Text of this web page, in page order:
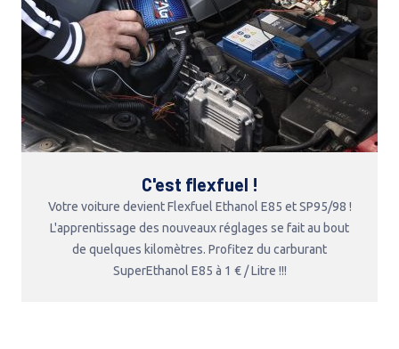
C'est flexfuel !
Votre voiture devient Flexfuel Ethanol E85 et SP95/98 !
L'apprentissage des nouveaux réglages se fait au bout
de quelques kilomètres. Profitez du carburant
SuperEthanol E85 à 1 € / Litre !!!